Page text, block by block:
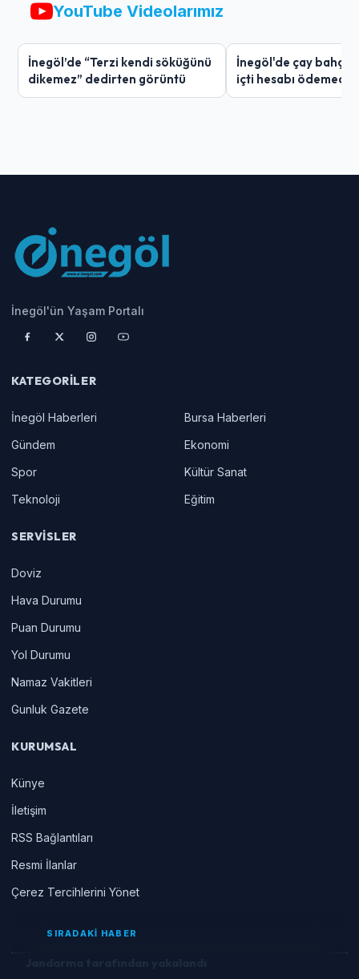
YouTube Videolarımız
İnegöl’de “Terzi kendi söküğünü
dikemez” dedirten görüntü
İnegöl'de çay
içti hesabı ödemedi
İnegöl'ün Yaşam Portalı
KATEGORILER
İnegöl Haberleri
Bursa Haberleri
Gündem
Ekonomi
Spor
Kültür Sanat
Teknoloji
Eğitim
SERVISLER
Doviz
Hava Durumu
Puan Durumu
Yol Durumu
Namaz Vakitleri
Gunluk Gazete
KURUMSAL
Künye
İletişim
RSS Bağlantıları
Resmi İlanlar
Çerez Tercihlerini Yönet
SIRADAKİ HABER